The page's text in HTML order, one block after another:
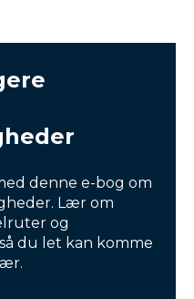
denne e-bog om
Lær om
og
du let kan komme